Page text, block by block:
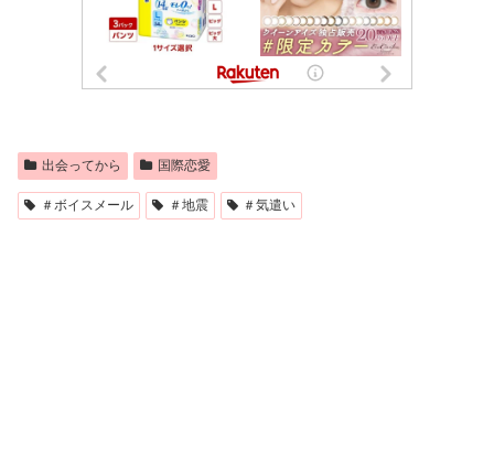
出会ってから 国際恋愛
＃ボイスメール ＃地震 ＃気遣い